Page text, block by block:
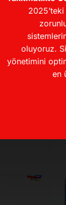
oluyoruz.
yönetimini
en